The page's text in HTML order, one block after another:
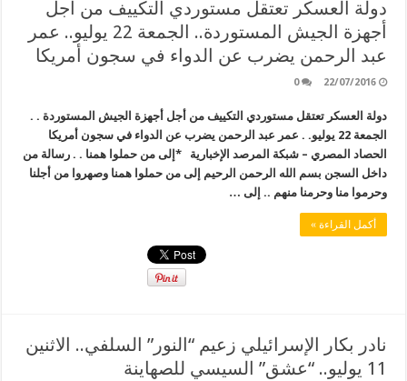
دولة العسكر تعتقل مستوردي التكييف من أجل
أجهزة الجيش المستوردة.. الجمعة 22 يوليو.. عمر
عبد الرحمن يضرب عن الدواء في سجون أمريكا
22/07/2016
0
دولة العسكر تعتقل مستوردي التكييف من أجل أجهزة الجيش المستوردة . .
الجمعة 22 يوليو. . عمر عبد الرحمن يضرب عن الدواء في سجون أمريكا
الحصاد المصري – شبكة المرصد الإخبارية *إلى من حملوا همنا . . رسالة من
داخل السجن بسم الله الرحمن الرحيم إلى من حملوا همنا وصهروا من أجلنا
وحرموا منا وحرمنا منهم .. إلى …
أكمل القراءة »
نادر بكار الإسرائيلي زعيم “النور” السلفي.. الاثنين
11 يوليو.. “عشق” السيسي للصهاينة